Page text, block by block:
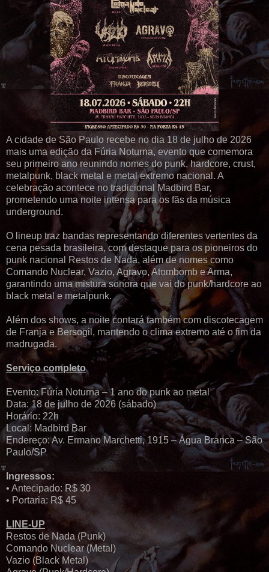
A cidade de São Paulo recebe no dia 18 de julho de 2026
mais uma edição da Fúria Noturna, evento que comemora
seu primeiro ano reunindo nomes do punk, hardcore, crust,
metalpunk, black metal e metal extremo nacional. A
celebração acontece no tradicional Madbird Bar,
prometendo uma noite intensa para os fãs da música
underground.
O lineup traz bandas representando diferentes vertentes da
cena pesada brasileira, com destaque para os pioneiros do
punk nacional Restos de Nada, além de nomes como
Comando Nuclear, Vazio, Agravo, Atombomb e Arma,
garantindo uma mistura sonora que vai do punk/hardcore ao
black metal e metalpunk.
Além dos shows, a noite contará também com discotecagem
de Franja e Bersogil, mantendo o clima extremo até o fim da
madrugada.
Serviço completo
Evento: Fúria Noturna – 1 ano do punk ao metal
Data: 18 de julho de 2026 (sábado)
Horário: 22h
Local: Madbird Bar
Endereço: Av. Ermano Marchetti, 1915 – Água Branca – São
Paulo/SP
Ingressos:
• Antecipado: R$ 30
• Portaria: R$ 45
LINE-UP
Restos de Nada (Punk)
Comando Nuclear (Metal)
Vazio (Black Metal)